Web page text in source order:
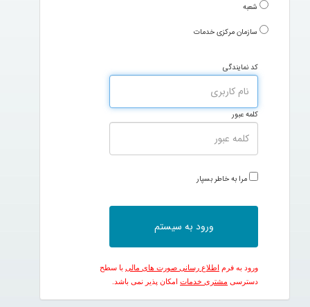
شعبه
سازمان مرکزی خدمات
کد نمایندگی
کلمه عبور
مرا به خاطر بسپار
ورود به فرم اطلاع رسانی صورت های مالی با سطح
دسترسی مشتری خدمات امکان پذیر نمی باشد.